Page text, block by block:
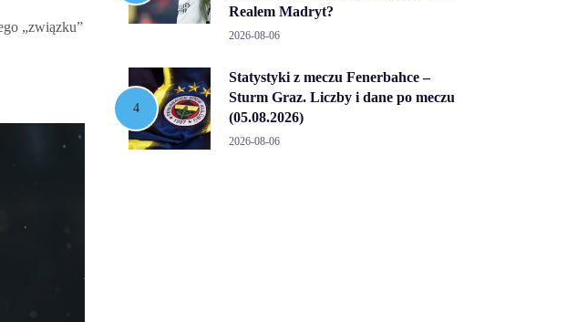
„związku”
Realem Madryt?
2026-08-06
Statystyki z meczu Fenerbahce –
Sturm Graz. Liczby i dane po meczu
(05.08.2026)
2026-08-06